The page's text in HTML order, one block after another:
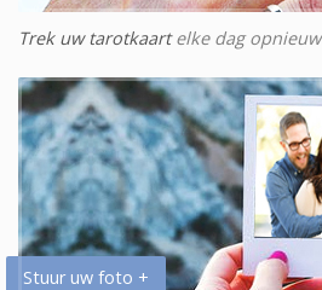
Trek uw tarotkaartelke dag opnieuw
Stuur uw foto +